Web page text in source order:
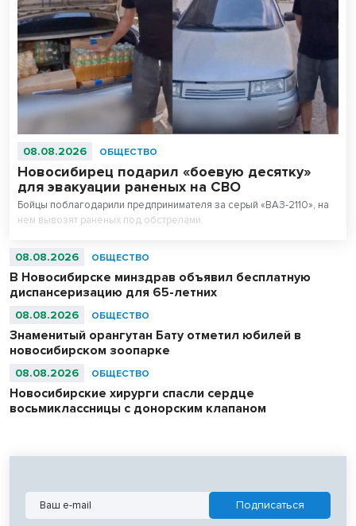
08.08.2026 ОБЩЕСТВО
Новосибирец подарил «боевую десятку»
для эвакуации раненых на СВО
Бойцы поблагодарили предпринимателя за серый «ВАЗ-2110», на
нем вывозят раненых под обстрелами.
08.08.2026 ОБЩЕСТВО
В Новосибирске минздрав объявил бесплатную
диспансеризацию для 65-летних
08.08.2026 ОБЩЕСТВО
Знаменитый орангутан Бату отметил юбилей в
новосибирском зоопарке
08.08.2026 ОБЩЕСТВО
Новосибирские хирурги спасли сердце
восьмиклассницы с донорским клапаном